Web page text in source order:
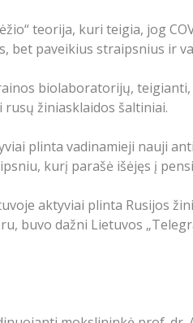
teorija, kuri teigia, jog
bet paveikius straipsnius ir
biolaboratorijų,
žiniasklaidos šaltiniai.
plinta vadinamieji nauji
kurį parašė išėjęs į
aktyviai plinta Rusijos
buvo dažni Lietuvos